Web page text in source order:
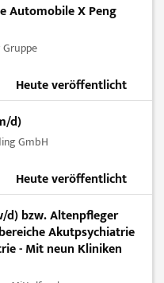
Automobile X Peng
Heute veröffentlicht
d)
GmbH
Heute veröffentlicht
bzw. Altenpfleger
Akutpsychiatrie
- Mit neun Kliniken